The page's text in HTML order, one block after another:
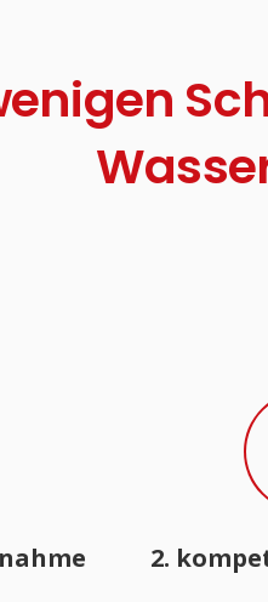
2.